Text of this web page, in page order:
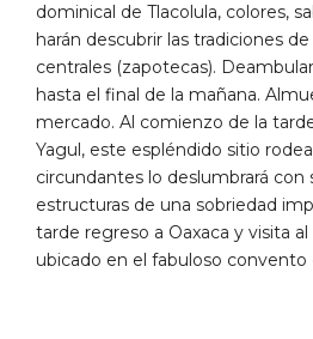
dominical de Tlacolula, colores,
harán descubrir las tradiciones
centrales (zapotecas).
hasta el final de la mañana.
mercado. Al comienzo de la
Yagul, este espléndido sitio
circundantes lo deslumbrará con
estructuras de una sobriedad
tarde regreso a Oaxaca y visita
ubicado en el fabuloso